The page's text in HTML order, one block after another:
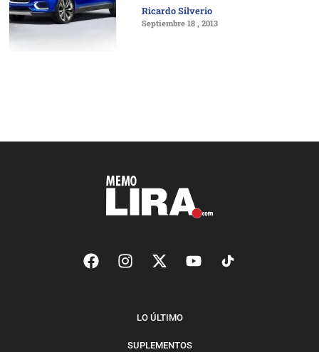
Ricardo Silverio
Septiembre 18 , 2013
LO ÚLTIMO
SUPLEMENTOS